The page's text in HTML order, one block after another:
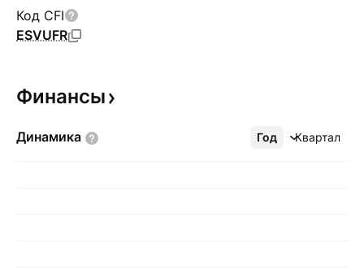
Код CFI
ESVUFR
Финансы
Динамика Год Квартал
Ещё